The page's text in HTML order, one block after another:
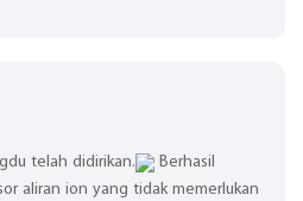
telah didirikan.
Berhasil
aliran ion yang tidak memerlukan